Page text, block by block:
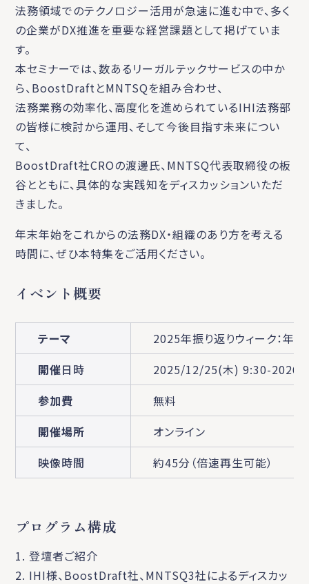
法務領域でのテクノロジー活用が急速に進む中で、多く
の企業がDX推進を重要な経営課題として掲げていま
す。
本セミナーでは、数あるリーガルテックサービスの中か
ら、BoostDraftとMNTSQを組み合わせ、
法務業務の効率化、高度化を進められているIHI法務部
の皆様に検討から運用、そして今後目指す未来につい
て、
BoostDraft社CROの渡邊氏、MNTSQ代表取締役の板
谷とともに、具体的な実践知をディスカッションいただ
きました。
年末年始をこれからの法務DX・組織のあり方を考える
時間に、ぜひ本特集をご活用ください。
イベント概要
テーマ
2025年振り返りウィーク：
開催日時
2025/12/25(木) 9:30-2026/
参加費
無料
開催場所
オンライン
映像時間
約45分（倍速再生可能）
プログラム構成
1. 登壇者ご紹介
2. IHI様、BoostDraft社、MNTSQ3社によるディスカッ